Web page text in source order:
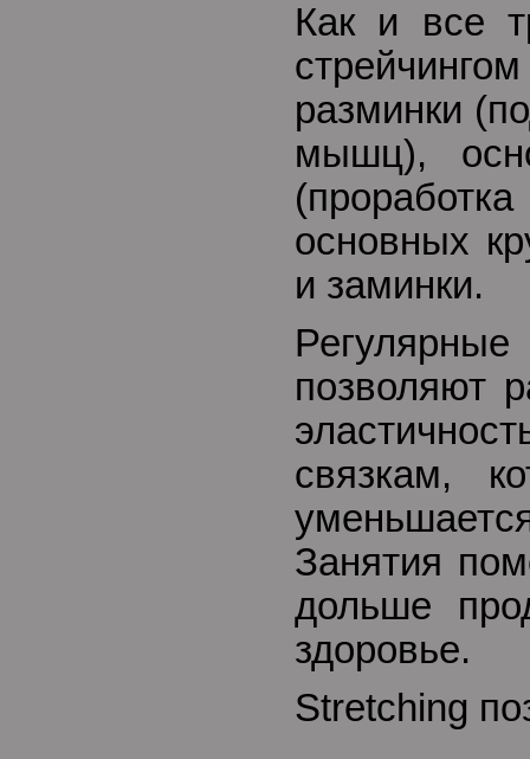
Как и все
разминки
мышц),
основных
и заминки.
позволяют
связкам,
Занятия
дольше
здоровье.
Stretching